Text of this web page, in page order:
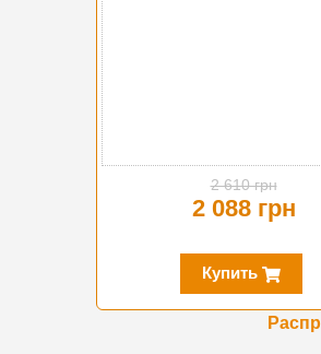
2 610 грн
2 088 грн
Купить